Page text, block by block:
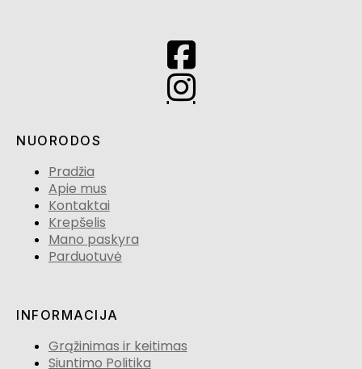
NUORODOS
Pradžia
Apie mus
Kontaktai
Krepšelis
Mano paskyra
Parduotuvė
INFORMACIJA
Grąžinimas ir keitimas
Siuntimo Politika